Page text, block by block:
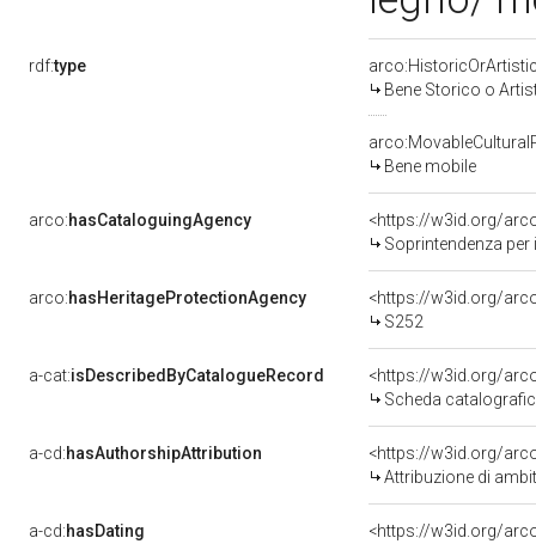
rdf:type
Bene Storico o
Bene mobile
arco:hasCataloguingAgency
<https://w3id.org/
Soprintendenza per i
arco:hasHeritageProtectionAgency
<https://w3id.org/
S252
a-cat:isDescribedByCatalogueRecord
<https://w3id.org/
Scheda
a-cd:hasAuthorshipAttribution
<https://w3id.org/
Attribuzione di
a-cd:hasDating
<https://w3id.org/